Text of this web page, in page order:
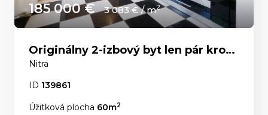
185 000 € 3 083 € / m2
Originálny 2-izbový byt len pár krokov od Nitrianskeho hradu
Nitra
ID 139861
Úžitková plocha 60m2